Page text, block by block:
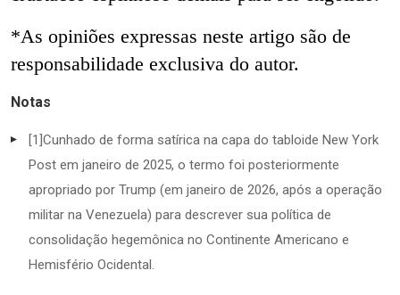
*As opiniões expressas neste artigo são de
responsabilidade exclusiva do autor.
Notas
[1]Cunhado de forma satírica na capa do tabloide New York
Post em janeiro de 2025, o termo foi posteriormente
apropriado por Trump (em janeiro de 2026, após a operação
militar na Venezuela) para descrever sua política de
consolidação hegemônica no Continente Americano e
Hemisfério Ocidental.